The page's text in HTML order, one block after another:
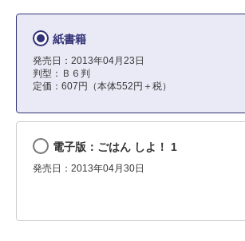
紙書籍
発売日：2013年04月23日
判型：Ｂ６判
定価：607円（本体552円＋税）
電子版：ごはん しよ！ 1
発売日：2013年04月30日